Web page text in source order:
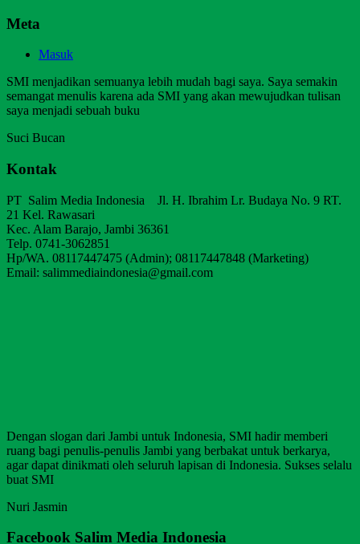
Meta
Masuk
SMI menjadikan semuanya lebih mudah bagi saya. Saya semakin
semangat menulis karena ada SMI yang akan mewujudkan tulisan
saya menjadi sebuah buku
Suci Bucan
Kontak
PT Salim Media Indonesia Jl. H. Ibrahim Lr. Budaya No. 9 RT.
21 Kel. Rawasari
Kec. Alam Barajo, Jambi 36361
Telp. 0741-3062851
Hp/WA. 08117447475 (Admin); 08117447848 (Marketing)
Email: salimmediaindonesia@gmail.com
Dengan slogan dari Jambi untuk Indonesia, SMI hadir memberi
ruang bagi penulis-penulis Jambi yang berbakat untuk berkarya,
agar dapat dinikmati oleh seluruh lapisan di Indonesia. Sukses selalu
buat SMI
Nuri Jasmin
Facebook Salim Media Indonesia